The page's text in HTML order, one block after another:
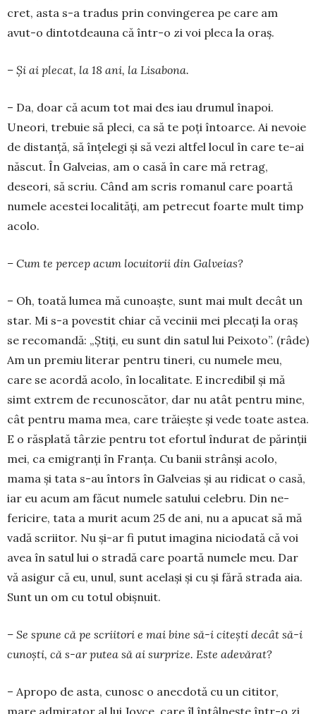
cret, asta s-a tra­dus prin con­vin­ge­rea pe care am
avut-o dintot­dea­una că într-o zi voi pleca la oraș.
– Și ai plecat, la 18 ani, la Li­sa­bona.
– Da, doar că acum tot mai des iau drumul îna­poi.
Uneori, trebuie să pleci, ca să te poți în­toarce. Ai nevoie
de distanță, să înțelegi și să vezi altfel locul în care te-ai
născut. În Galveias, am o casă în care mă retrag,
deseori, să scriu. Când am scris romanul care poartă
numele acestei localități, am petrecut foarte mult timp
acolo.
– Cum te percep acum locuitorii din Gal­veias?
– Oh, toată lumea mă cunoaște, sunt mai mult decât un
star. Mi s-a povestit chiar că vecinii mei plecați la oraș
se recomandă: „Știți, eu sunt din sa­tul lui Peixoto”. (râde)
Am un premiu lite­rar pen­tru tineri, cu numele meu,
care se acordă acolo, în lo­­calitate. E incredibil și mă
simt ex­trem de recu­noscător, dar nu atât pentru mine,
cât pentru mama mea, care trăiește și vede toate astea.
E o răsplată târ­zie pentru tot efortul îndurat de părinții
mei, ca emigranți în Franța. Cu banii strânși acolo,
mama și tata s-au întors în Galveias și au ridicat o casă,
iar eu acum am făcut numele satului celebru. Din ne­­
fericire, tata a murit acum 25 de ani, nu a apucat să mă
vadă scriitor. Nu și-ar fi putut imagina ni­cio­dată că voi
avea în satul lui o stradă care poartă nu­mele meu. Dar
vă asigur că eu, unul, sunt ace­lași și cu și fără strada aia.
Sunt un om cu totul obișnuit.
– Se spune că pe scriitori e mai bine să-i ci­tești decât să-i
cunoști, că s-ar putea să ai sur­prize. Este adevărat?
– Apropo de asta, cunosc o anecdotă cu un citi­tor,